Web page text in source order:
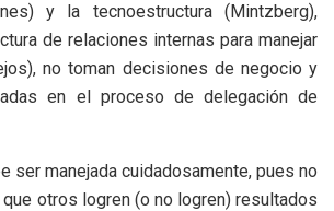
y la tecnoestructura (Mintzberg),
de relaciones internas para manejar
no toman decisiones de negocio y
en el proceso de delegación de
ser manejada cuidadosamente, pues no
otros logren (o no logren) resultados